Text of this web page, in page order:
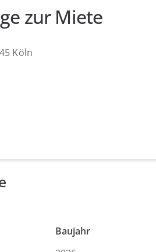
zur Miete
Köln
Baujahr